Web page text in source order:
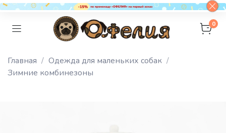
0
Главная
Одежда для маленьких собак
Зимние комбинезоны